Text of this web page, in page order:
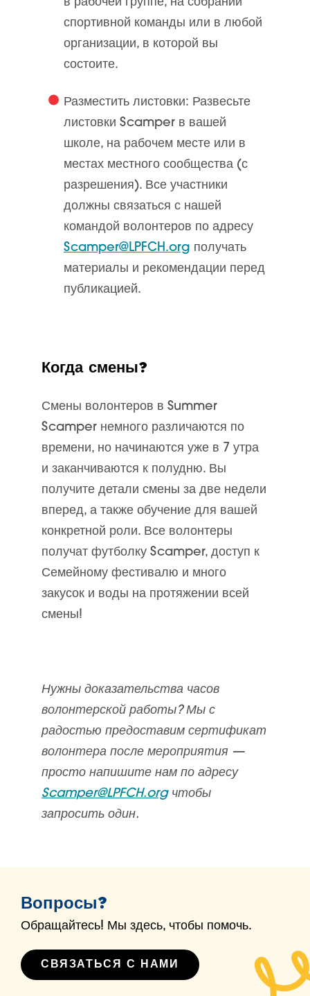
спортивной команды или в любой
организации, в которой вы
состоите.
Разместить листовки: Развесьте
листовки Scamper в вашей
школе, на рабочем месте или в
местах местного сообщества (с
разрешения). Все участники
должны связаться с нашей
командой волонтеров по адресу
Scamper@LPFCH.org получать
материалы и рекомендации перед
публикацией.
Когда смены?
Смены волонтеров в Summer
Scamper немного различаются по
времени, но начинаются уже в 7 утра
и заканчиваются к полудню. Вы
получите детали смены за две недели
вперед, а также обучение для вашей
конкретной роли. Все волонтеры
получат футболку Scamper, доступ к
Семейному фестивалю и много
закусок и воды на протяжении всей
смены!
Нужны доказательства часов
волонтерской работы? Мы с
радостью предоставим сертификат
волонтера после мероприятия —
просто напишите нам по адресу
Scamper@LPFCH.orgчтобы
запросить один.
Вопросы?
Обращайтесь! Мы здесь, чтобы помочь.
СВЯЗАТЬСЯ С НАМИ